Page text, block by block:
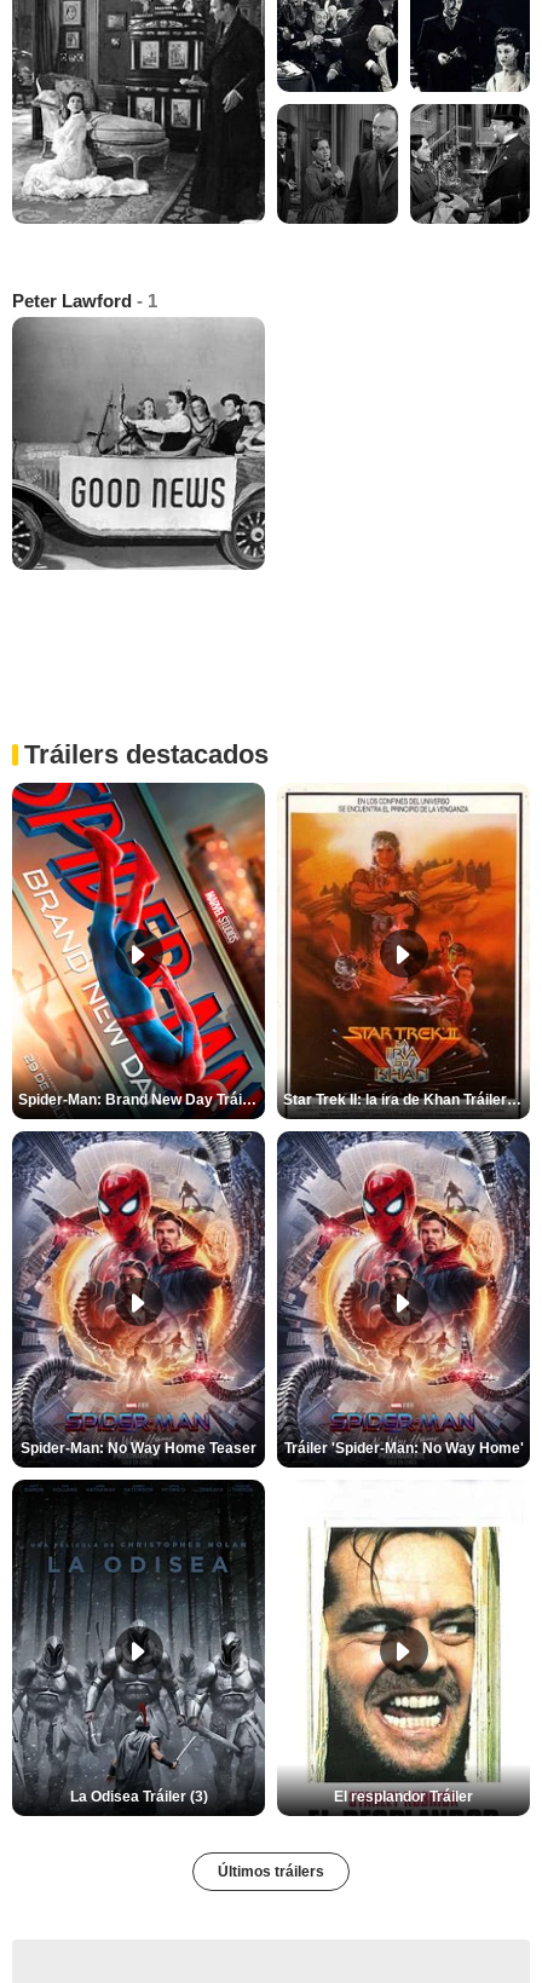
Peter Lawford - 1
Tráilers destacados
Spider-Man: Brand New Day Tráiler (3) Star Trek II: la ira de Khan Tráiler VO
Spider-Man: No Way Home Teaser Tráiler 'Spider-Man: No Way Home'
La Odisea Tráiler (3) El resplandor Tráiler
Últimos tráilers